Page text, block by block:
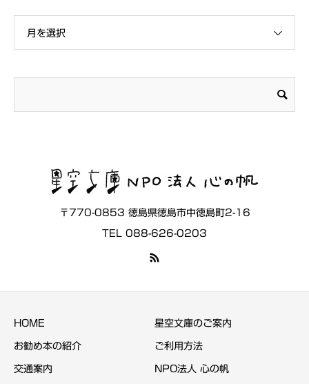
月を選択
〒770-0853 徳島県徳島市中徳島町2-16
TEL 088-626-0203
HOME 星空文庫のご案内
お勧め本の紹介 ご利用方法
交通案内 NPO法人 心の帆